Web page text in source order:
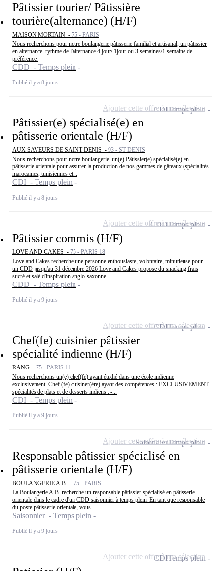
Pâtissier tourier/ Pâtissière
tourière(alternance) (H/F)
MAISON MORTAIN - 75 - PARIS
Nous recherchons pour notre boulangerie pâtisserie familial et artisanal, un pâtissier
en alternance. rythme de l'alternance 4 jour/ 1jour ou 3 semaines/1 semaine de
préférence.
CDD - Temps plein
Publié il y a 8 jours
Pâtissier(e) spécialisé(e) en
pâtisserie orientale (H/F)
AUX SAVEURS DE SAINT DENIS - 93 - ST DENIS
Nous recherchons pour notre boulangerie, un(e) Pâtissier(e) spécialisé(e) en
pâtisserie orientale pour assurer la production de nos gammes de gâteaux (spécialités
marocaines, tunisiennes et...
CDI - Temps plein
Publié il y a 8 jours
CDITemps plein
Ajouter cette offre à ma sélection
Pâtissier commis (H/F)
LOVE AND CAKES - 75 - PARIS 18
Love and Cakes recherche une personne enthousiaste, volontaire, minutieuse pour
un CDD jusqu'au 31 décembre 2026 Love and Cakes propose du snacking frais
sucré et salé d'inspiration anglo-saxonne...
CDD - Temps plein
Publié il y a 9 jours
CDDTemps plein
Ajouter cette offre à ma sélection
Chef(fe) cuisinier pâtissier
spécialité indienne (H/F)
RANG - 75 - PARIS 11
Nous recherchons un(e) chef(fe) ayant étudié dans une école indienne
exclusivement. Chef (fe) cuisiner(ère) ayant des compétences : EXCLUSIVEMENT
spécialités de plats et de desserts indiens : -...
CDI - Temps plein
Publié il y a 9 jours
CDITemps plein
Ajouter cette offre à ma sélection
Responsable pâtissier spécialisé en
pâtisserie orientale (H/F)
BOULANGERIE A.B. - 75 - PARIS
La Boulangerie A.B. recherche un responsable pâtissier spécialisé en pâtisserie
orientale dans le cadre d'un CDD saisonnier à temps plein. En tant que responsable
du poste pâtisserie orientale, vous...
Saisonnier - Temps plein
Publié il y a 9 jours
SaisonnierTemps plein
Ajouter cette offre à ma sélection
CDITemps plein
Ajouter cette offre à ma sélection